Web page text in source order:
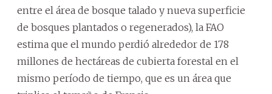
entre el área de bosque talado y nueva superficie
de bosques plantados o regenerados), la FAO
estima que el mundo perdió alrededor de 178
millones de hectáreas de cubierta forestal en el
mismo período de tiempo, que es un área que